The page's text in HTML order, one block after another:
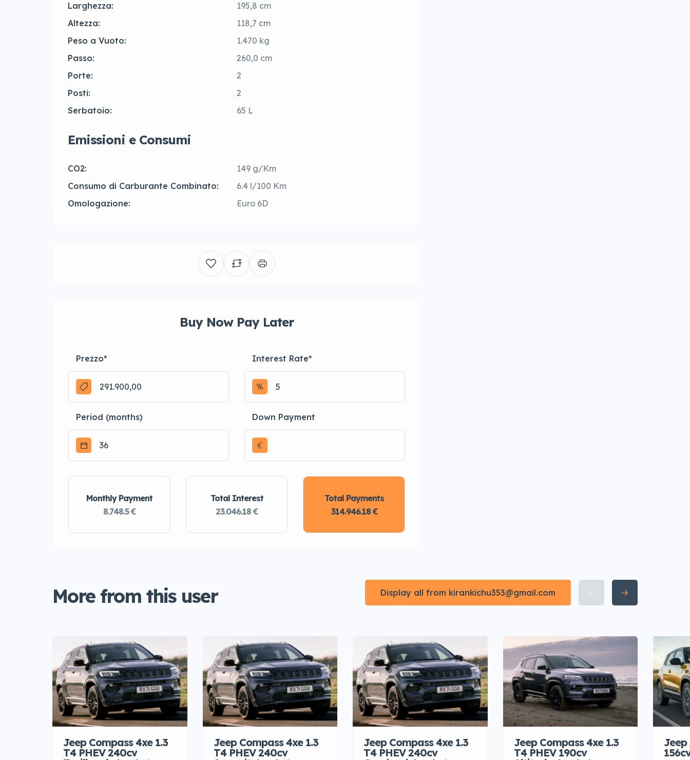
Larghezza:
195,8 cm
Altezza:
118,7 cm
Peso a Vuoto:
1.470 kg
Passo:
260,0 cm
Porte:
2
Posti:
2
Serbatoio:
65 L
Emissioni e Consumi
CO2:
149 g/Km
Consumo di Carburante Combinato:
6.4 l/100 Km
Omologazione:
Euro 6D
Buy Now Pay Later
Prezzo* Interest Rate*
Period (months) Down Payment
€
Monthly Payment
8.748.5 €
Total Interest
23.046.18 €
Total Payments
314.946.18 €
More from this user Display all from kirankichu353@gmail.com
Jeep Compass 4xe 1.3
T4 PHEV 240cv
Jeep Compass 4xe 1.3
T4 PHEV 240cv
Jeep Compass 4xe 1.3
T4 PHEV 240cv
Jeep Compass 4xe 1.3
T4 PHEV 190cv
Jeep